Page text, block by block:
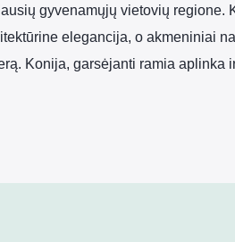
gyvenamųjų vietovių regione.
elegancija, o akmeniniai
Konija, garsėjanti ramia aplinka